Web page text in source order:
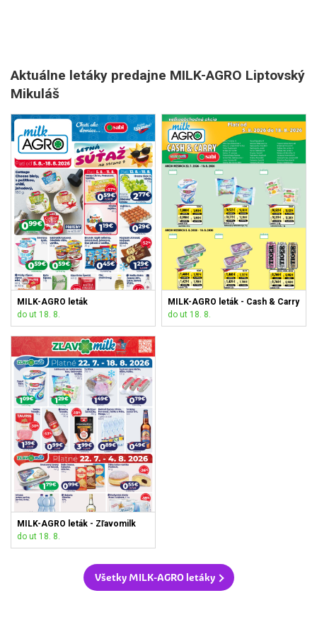
Aktuálne letáky predajne MILK-AGRO Liptovský
Mikuláš
MILK-AGRO leták
do ut 18. 8.
MILK-AGRO leták - Cash & Carry
do ut 18. 8.
MILK-AGRO leták - Zľavomilk
do ut 18. 8.
Všetky MILK-AGRO letáky